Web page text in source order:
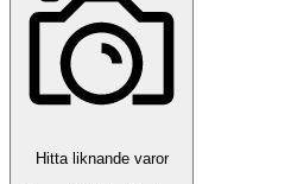
Hitta liknande varor